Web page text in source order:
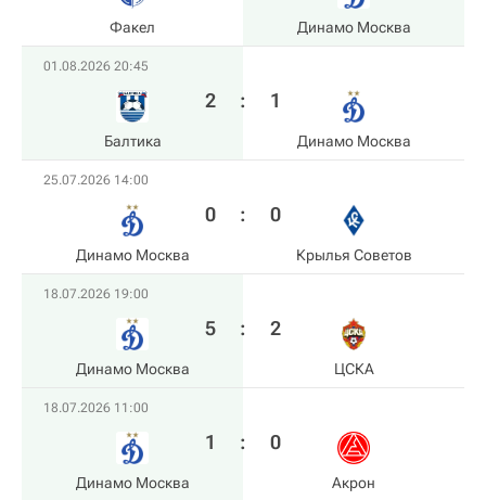
Факел Динамо Москва
01.08.2026 20:45
Балтика
2 : 1
Динамо Москва
25.07.2026 14:00
Динамо Москва
0 : 0
Крылья Советов
18.07.2026 19:00
Динамо Москва
5 : 2
ЦСКА
18.07.2026 11:00
Динамо Москва
1 : 0
Акрон